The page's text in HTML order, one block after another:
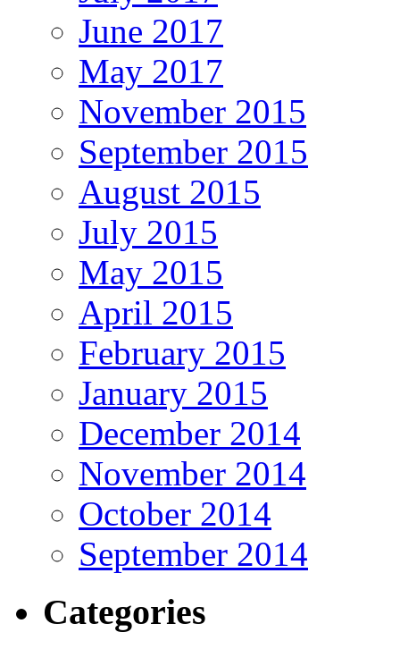
June 2017
May 2017
November 2015
September 2015
August 2015
July 2015
May 2015
April 2015
February 2015
January 2015
December 2014
November 2014
October 2014
September 2014
Categories